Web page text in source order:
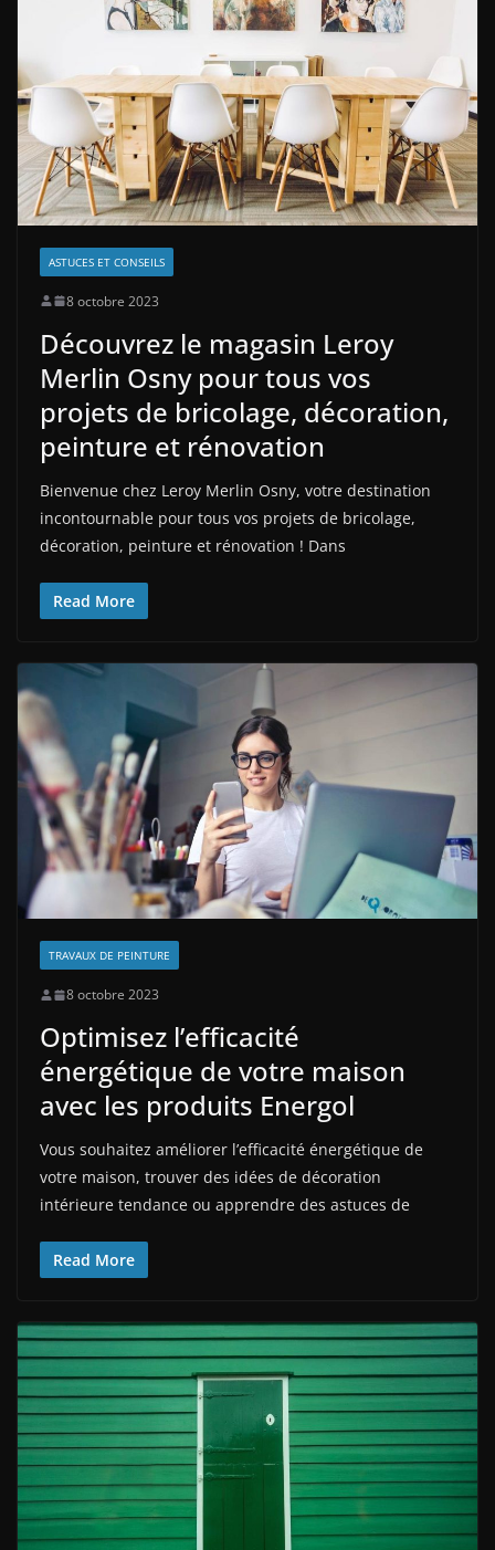
ASTUCES ET CONSEILS
8 octobre 2023
Découvrez le magasin Leroy
Merlin Osny pour tous vos
projets de bricolage, décoration,
peinture et rénovation
Bienvenue chez Leroy Merlin Osny, votre destination
incontournable pour tous vos projets de bricolage,
décoration, peinture et rénovation ! Dans
Read More
TRAVAUX DE PEINTURE
8 octobre 2023
Optimisez l’efficacité
énergétique de votre maison
avec les produits Energol
Vous souhaitez améliorer l’efficacité énergétique de
votre maison, trouver des idées de décoration
intérieure tendance ou apprendre des astuces de
Read More